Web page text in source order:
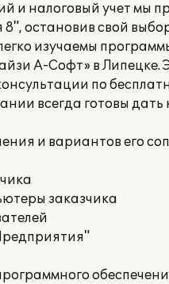
и налоговый учет мы
остановив свой
изучаемы
А-Софт» в Липецке.
по
всегда готовы
и вариантов его
заказчика